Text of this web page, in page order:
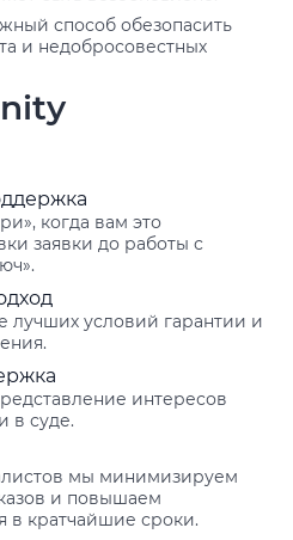
способ обезопасить
и недобросовестных
когда вам это
заявки до работы с
лучших условий гарантии и
интересов
в суде.
мы минимизируем
и повышаем
в кратчайшие сроки.